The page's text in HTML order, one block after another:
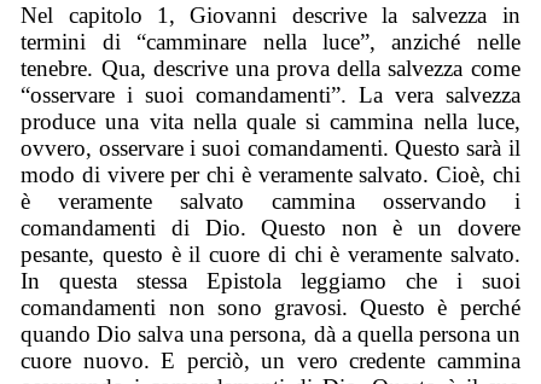
Nel capitolo 1, Giovanni descrive la salvezza in
termini di “camminare nella luce”, anziché nelle
tenebre. Qua, descrive una prova della salvezza come
“osservare i suoi comandamenti”. La vera salvezza
produce una vita nella quale si cammina nella luce,
ovvero, osservare i suoi comandamenti. Questo sarà il
modo di vivere per chi è veramente salvato. Cioè, chi
è veramente salvato cammina osservando i
comandamenti di Dio. Questo non è un dovere
pesante, questo è il cuore di chi è veramente salvato.
In questa stessa Epistola leggiamo che i suoi
comandamenti non sono gravosi. Questo è perché
quando Dio salva una persona, dà a quella persona un
cuore nuovo. E perciò, un vero credente cammina